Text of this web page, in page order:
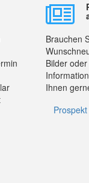
Brauchen
Bilder
Ihnen